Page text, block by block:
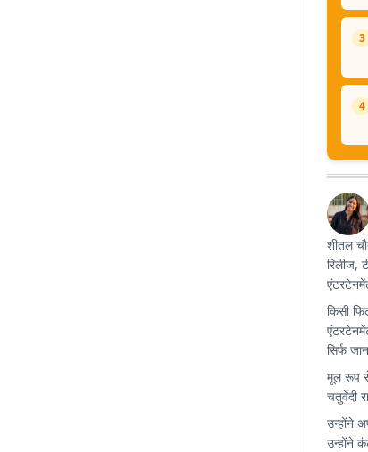
3
4
शीतल
रिलीज,
किसी
सिर्फ
मूल रूप से
चतुर्वेदी
उन्होंने
उन्होंने